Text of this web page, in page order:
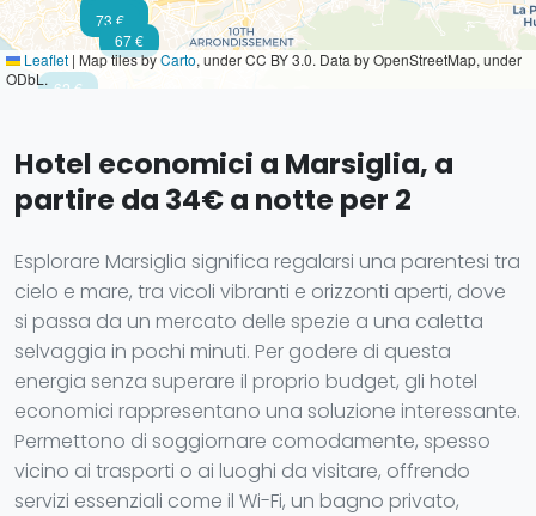
62 €
64 €
67 €
72 €
73 €
75 €
Leaflet | Map tiles byCarto, under CC BY 3.0. Data by OpenStreetMap, under
ODbL.
Hotel economici a Marsiglia, a
partire da 34€ a notte per 2
Esplorare Marsiglia significa regalarsi una parentesi tra
cielo e mare, tra vicoli vibranti e orizzonti aperti, dove
si passa da un mercato delle spezie a una caletta
selvaggia in pochi minuti. Per godere di questa
energia senza superare il proprio budget, gli hotel
economici rappresentano una soluzione interessante.
Permettono di soggiornare comodamente, spesso
vicino ai trasporti o ai luoghi da visitare, offrendo
servizi essenziali come il Wi-Fi, un bagno privato,